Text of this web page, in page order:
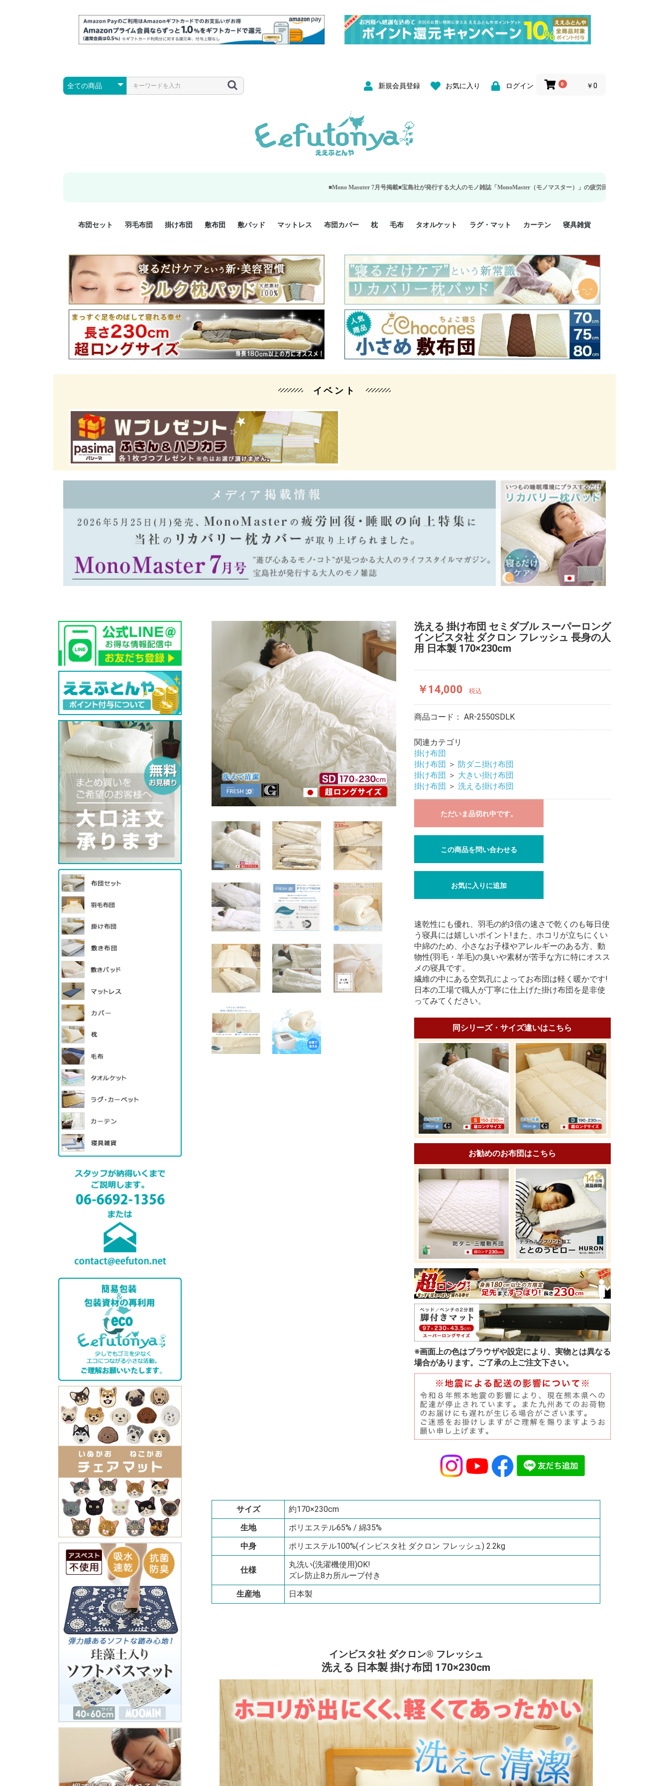
新規会員登録 お気に入り ログイン 0 ￥0
■Mono Masuter 7月号掲載■宝島社が発行する大人のモノ雑誌「MonoMaster（モノマスター）」の疲労回復・睡眠の向上特集に当社のリカバリー枕
布団セット
羽毛布団セット 2点セット
3点セット
4点セット
5点セット
6点セット
エクセルゴールド
ロイヤルゴールド
マザーダックダウン
小さい布団セット
大きい布団セット
掛け布団セット 2点セット
3点セット
4点セット
6点セット
敷布団セット 2点セット
3点セット
羽毛布団
プレミアムゴールド
ロイヤルゴールド
エクセルゴールド
ニューゴールド
マザーダックダウン
マザーグースダウン
スーパーロングサイズ
洗える羽毛布団
肌掛け布団
掛け布団
防ダニ掛け布団
洗える掛け布団
小さい掛け布団
大きい掛け布団
肌掛け布団
敷布団
防ダニ敷布団
小さい敷布団 70cm幅 ミニシングル
75cm幅 ショートセミシ
ングル
80cm幅 セミシングル
大きい敷布団
機能性敷布団
敷パッド
シングルサイズ敷パッド
小さい敷パッド
大きい敷パッド
シルク敷パッド
枕パッド
シルク枕パッド
除湿シート
接触冷感パッド
暖かパッド
ガーゼケット
オーガニックコットン
ベッドパッド
パッドセット
マットレス 布団カバー
掛け布団カバー ジュニア 掛け布団カバー
シングル 掛け布団カバー
シングルロング 掛け布団
カバー
セミダブル 掛け布団カバ
ー
ダブル 掛け布団カバー
ダブルロング 掛け布団カ
バー
クィーン 掛け布団カバー
暖か 掛け布団カバー
敷布団カバー ジュニア 敷布団カバー
セミシングル 敷布団カバ
ー
シングル 敷布団カバー
シングルロング 敷布団カ
バー
ダブル 敷布団カバー
枕カバー 35x50cm 枕カバー
43x63cm 枕カバー
50x70cm 枕カバー
シルク 枕カバー
BOXシーツ シングル BOXシーツ
シングルロング BOXシー
ツ
セミダブル BOXシーツ
ダブル BOXシーツ
スーパーロング BOXシー
ツ
防ダニカバー
クッションカバー
オーガニックコットン
カバーセット カバー2点セット
カバー3点セット
枕
小さめ 35×50cm
やや小さめ 35×55cm
普通 43×63cm
大きめ 50×70cm
パイプ枕
高反発枕
低反発枕
機能性枕・その他枕
毛布 タオルケット
ハーフサイズ
シングルサイズ
セミダブルサイズ
ダブルサイズ
接触冷感
天然素材 綿100%
ラグ・マット カーテン
既成カーテンのサイズ
遮光カーテン
レース・シアーカーテン
Disney ディズニーカーテ
ン
MOOMIN ムーミンカーテ
ン
PEANUTS ピーナツカー
テン (SNOOPY スヌーピ
ー)
寝具雑貨
美容・化粧品
シルク寝具・雑貨
HURONテクノロジー リ
カバリー寝具
ソファカバー
ひざ掛け
パジャマ
クッション
玄関・フロアーマット
ペット用ベッド
インテリア
その他寝具雑貨
イベント
洗える 掛け布団 セミダブル スーパーロング
インビスタ社 ダクロン フレッシュ 長身の人
用 日本製 170×230cm
￥14,000 税込
商品コード： AR-2550SDLK
関連カテゴリ
掛け布団
掛け布団 ＞ 防ダニ掛け布団
掛け布団 ＞ 大きい掛け布団
掛け布団 ＞ 洗える掛け布団
ただいま品切れ中です。
この商品を問い合わせる
お気に入りに追加
速乾性にも優れ、羽毛の約3倍の速さで乾くのも毎日使
う寝具には嬉しいポイント!また、ホコリが立ちにくい
中綿のため、小さなお子様やアレルギーのある方、動
物性(羽毛・羊毛)の臭いや素材が苦手な方に特にオスス
メの寝具です。
繊維の中にある空気孔によってお布団は軽く暖かです!
日本の工場で職人が丁寧に仕上げた掛け布団を是非使
ってみてください。
同シリーズ・サイズ違いはこちら
お勧めのお布団はこちら
※画面上の色はブラウザや設定により、実物とは異なる
場合があります。ご了承の上ご注文下さい。
サイズ
約170×230cm
生地
ポリエステル65% / 綿35%
中身
ポリエステル100%(インビスタ社 ダクロン フレッシュ) 2.2kg
仕様
丸洗い(洗濯機使用)OK!
ズレ防止8カ所ループ付き
生産地
日本製
インビスタ社 ダクロン® フレッシュ
洗える 日本製 掛け布団 170×230cm